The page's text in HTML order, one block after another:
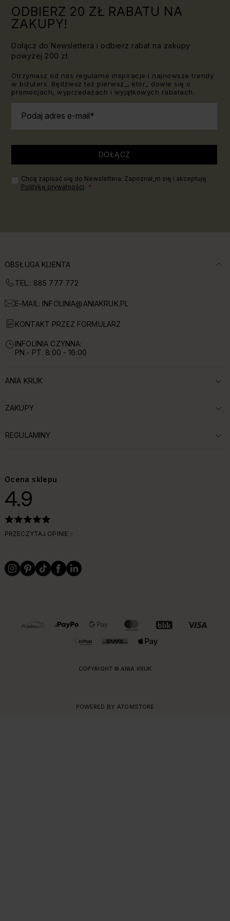
ODBIERZ 20 ZŁ RABATU NA
ZAKUPY!
Dołącz do Newslettera i odbierz rabat na zakupy
powyżej 200 zł.
Otrzymasz od nas regularne inspiracje i najnowsze trendy
w biżuterii. Będziesz też pierwsz_, któr_ dowie się o
promocjach, wyprzedażach i wyjątkowych rabatach.
Podaj adres e-mail
DOŁĄCZ
Chcę zapisać się do Newslettera. Zapoznał_m się i akceptuję
Politykę prywatności.
OBSŁUGA KLIENTA
TEL.: 885 777 772
E-MAIL: INFOLINIA@ANIAKRUK.PL
KONTAKT PRZEZ FORMULARZ
INFOLINIA CZYNNA:
PN.- PT. 8:00 - 16:00
ROZWIŃ SEKCJĘ:
ANIA KRUK
ROZWIŃ SEKCJĘ:
ZAKUPY
ROZWIŃ SEKCJĘ:
REGULAMINY
Ocena sklepu
4.9
PRZECZYTAJ OPINIE
OBSŁUGIWANE FORMY PŁATNOŚCI I DOSTAWY
COPYRIGHT © ANIA KRUK
POWERED BY: ATOMSTORE